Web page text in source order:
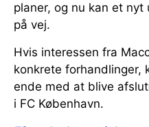
planer, og nu kan et
på vej.
Hvis interessen fra
konkrete forhandlinger,
ende med at blive
i FC København.